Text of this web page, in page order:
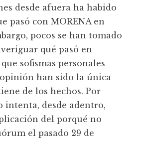
desde afuera ha habido
pasó con MORENA en
pocos se han tomado
qué pasó en
sofismas personales
han sido la única
de los hechos. Por
intenta, desde adentro,
del porqué no
el pasado 29 de